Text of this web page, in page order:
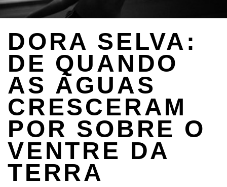
DORA SELVA:
DE QUANDO
AS ÁGUAS
CRESCE­RAM
POR SOBRE O
VENTRE DA
TERRA